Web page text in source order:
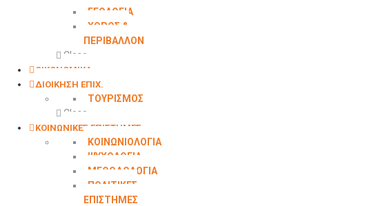
ΓΕΩΛOΓΙΑ
ΧΩΡΟΣ &
ΠΕΡΙΒΑΛΛΟΝ
Close
ΟΙΚΟΝΟΜΙΚΑ
ΔΙΟΙΚΗΣΗ ΕΠΙΧ.
ΤΟΥΡΙΣΜΟΣ
Close
ΚΟΙΝΩΝΙΚΕΣ ΕΠΙΣΤΗΜΕΣ
ΚΟΙΝΩΝΙΟΛΟΓΙΑ
ΨΥΧΟΛΟΓΙΑ
ΜΕΘΟΔΟΛΟΓΙΑ
ΠΟΛΙΤΙΚΕΣ
ΕΠΙΣΤΗΜΕΣ